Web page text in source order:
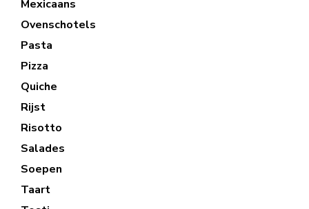
Mexicaans
Ovenschotels
Pasta
Pizza
Quiche
Rijst
Risotto
Salades
Soepen
Taart